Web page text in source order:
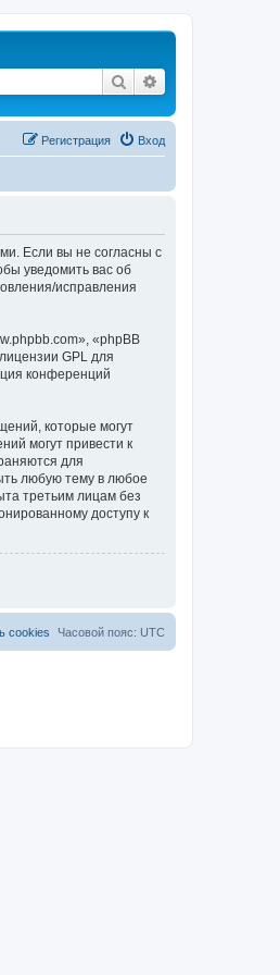
Поиск
Вход
Регистрация
Если вы не согласны с
уведомить вас об
исправления
«phpBB
GPL для
конференций
которые могут
могут привести к
для
любую тему в любое
третьим лицам без
доступу к
Часовой пояс: UTC
cookies